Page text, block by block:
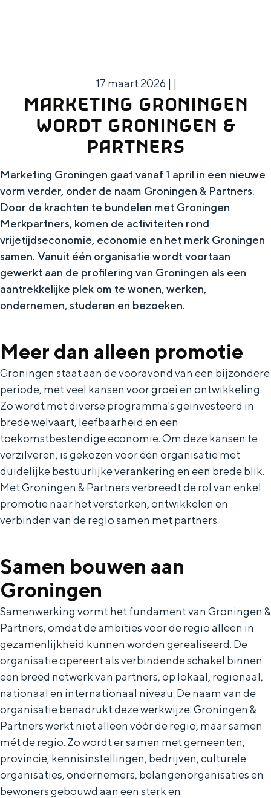
Diensten voor ondernemers
Bedrijfsvermelding Visit Groningen
Toolkits
Beeldbank
Wil jij ook laten zien dat er niets boven
Groningen gaat? Dat kan! We hebben
verschillende toolkits samengesteld waar
MERK GRONINGEN
Het verhaal van Groningen
Huisstijl
Toolkit Merk Groningen
Veelgestelde vragen
Huisstijl
De huisstijl van Groningen is gebaseerd
op wie we zijn en waar we naartoe willen.
Om het wat eenvoudiger te zeggen: ons
uiterlijk komt voort uit ons innerlijk.
OVER ONS
Organisatie
17 maart 2026 | |
MARKETING GRONINGEN
WORDT GRONINGEN &
PARTNERS
Marketing Groningen gaat vanaf 1 april in een nieuwe
vorm verder, onder de naam Groningen & Partners.
Door de krachten te bundelen met Groningen
Merkpartners, komen de activiteiten rond
vrijetijdseconomie, economie en het merk Groningen
samen. Vanuit één organisatie wordt voortaan
gewerkt aan de profilering van Groningen als een
aantrekkelijke plek om te wonen, werken,
ondernemen, studeren en bezoeken.
Meer dan alleen promotie
Groningen staat aan de vooravond van een bijzondere
periode, met veel kansen voor groei en ontwikkeling.
Zo wordt met diverse programma's geïnvesteerd in
brede welvaart, leefbaarheid en een
toekomstbestendige economie. Om deze kansen te
verzilveren, is gekozen voor één organisatie met
duidelijke bestuurlijke verankering en een brede blik.
Met Groningen & Partners verbreedt de rol van enkel
promotie naar het versterken, ontwikkelen en
verbinden van de regio samen met partners.
Samen bouwen aan
Groningen
Samenwerking vormt het fundament van Groningen &
Partners, omdat de ambities voor de regio alleen in
gezamenlijkheid kunnen worden gerealiseerd. De
organisatie opereert als verbindende schakel binnen
een breed netwerk van partners, op lokaal, regionaal,
nationaal en internationaal niveau. De naam van de
organisatie benadrukt deze werkwijze: Groningen &
Partners werkt niet alleen vóór de regio, maar samen
mét de regio. Zo wordt er samen met gemeenten,
provincie, kennisinstellingen, bedrijven, culturele
organisaties, ondernemers, belangenorganisaties en
bewoners gebouwd aan een sterk en